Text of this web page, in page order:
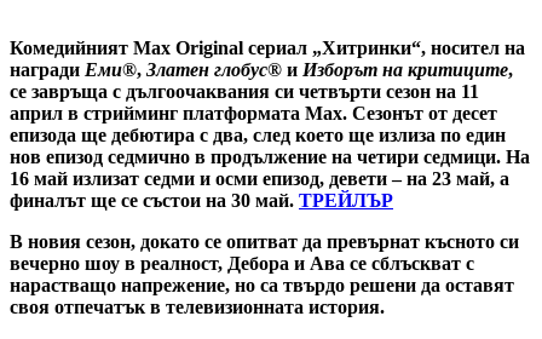
Комедийният Max Original сериал „Хитринки“, носител на
награди Еми®, Златен глобус® и Изборът на критиците,
се завръща с дългоочаквания си четвърти сезон на 11
април в стрийминг платформата Max. Сезонът от десет
епизода ще дебютира с два, след което ще излиза по един
нов епизод седмично в продължение на четири седмици. На
16 май излизат седми и осми епизод, девети – на 23 май, а
финалът ще се състои на 30 май. ТРЕЙЛЪР
В новия сезон, докато се опитват да превърнат късното си
вечерно шоу в реалност, Дебора и Ава се сблъскват с
нарастващо напрежение, но са твърдо решени да оставят
своя отпечатък в телевизионната история.